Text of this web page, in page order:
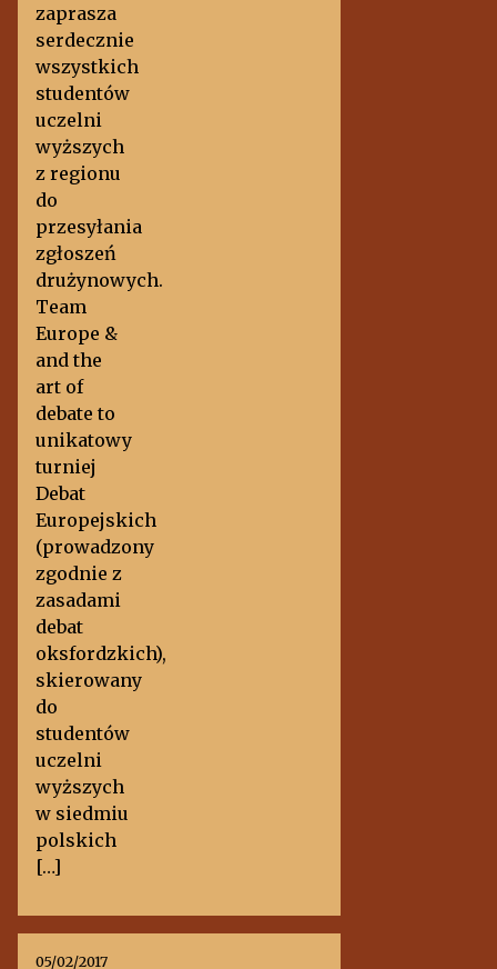
zaprasza
serdecznie
wszystkich
studentów
uczelni
wyższych
z regionu
do
przesyłania
zgłoszeń
drużynowych.
Team
Europe &
and the
art of
debate to
unikatowy
turniej
Debat
Europejskich
(prowadzony
zgodnie z
zasadami
debat
oksfordzkich),
skierowany
do
studentów
uczelni
wyższych
w siedmiu
polskich
[…]
05/02/2017